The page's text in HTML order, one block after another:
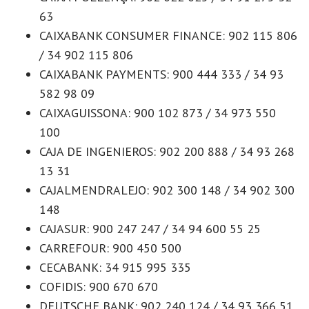
63
CAIXABANK CONSUMER FINANCE: 902 115 806
/ 34 902 115 806
CAIXABANK PAYMENTS: 900 444 333 / 34 93
582 98 09
CAIXAGUISSONA: 900 102 873 / 34 973 550
100
CAJA DE INGENIEROS: 902 200 888 / 34 93 268
13 31
CAJALMENDRALEJO: 902 300 148 / 34 902 300
148
CAJASUR: 900 247 247 / 34 94 600 55 25
CARREFOUR: 900 450 500
CECABANK: 34 915 995 335
COFIDIS: 900 670 670
DEUTSCHE BANK: 902 240 124 / 34 93 366 51